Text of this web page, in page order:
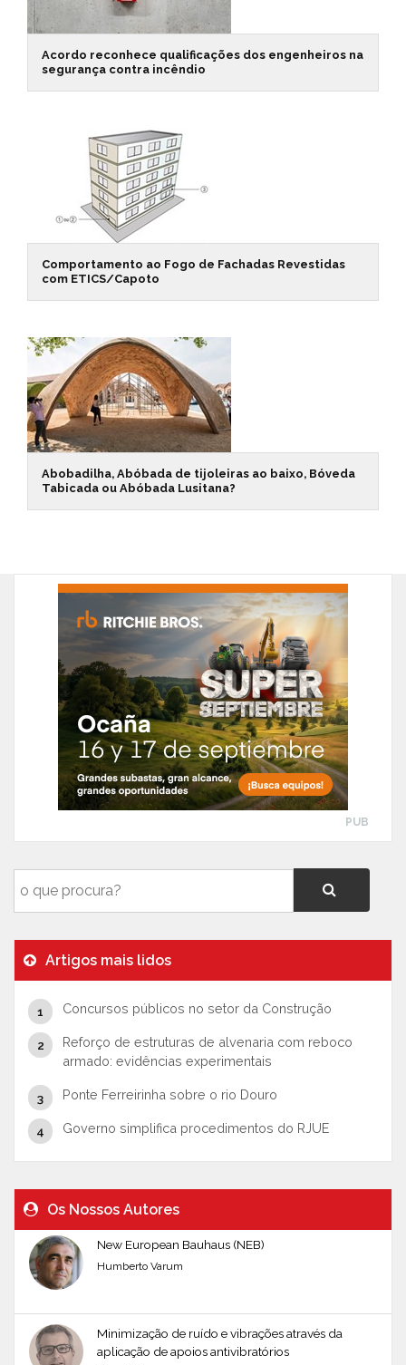
Acordo reconhece qualificações dos engenheiros na
segurança contra incêndio
Comportamento ao Fogo de Fachadas Revestidas
com ETICS/Capoto
Abobadilha, Abóbada de tijoleiras ao baixo, Bóveda
Tabicada ou Abóbada Lusitana?
PUB
Artigos mais lidos
Concursos públicos no setor da Construção
Reforço de estruturas de alvenaria com reboco
armado: evidências experimentais
Ponte Ferreirinha sobre o rio Douro
Governo simplifica procedimentos do RJUE
Os Nossos Autores
New European Bauhaus (NEB)
Humberto Varum
Minimização de ruído e vibrações através da
aplicação de apoios antivibratórios